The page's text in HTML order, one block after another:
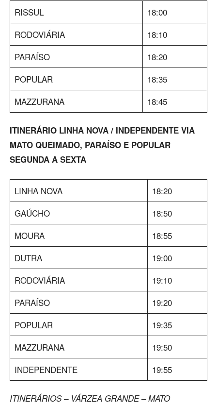
RISSUL
18:00
RODOVIÁRIA
18:10
PARAÍSO
18:20
POPULAR
18:35
MAZZURANA
18:45
ITINERÁRIO LINHA NOVA / INDEPENDENTE VIA
MATO QUEIMADO, PARAÍSO E POPULAR
SEGUNDA A SEXTA
LINHA NOVA
18:20
GAÚCHO
18:50
MOURA
18:55
DUTRA
19:00
RODOVIÁRIA
19:10
PARAÍSO
19:20
POPULAR
19:35
MAZZURANA
19:50
INDEPENDENTE
19:55
ITINERÁRIOS – VÁRZEA GRANDE – MATO